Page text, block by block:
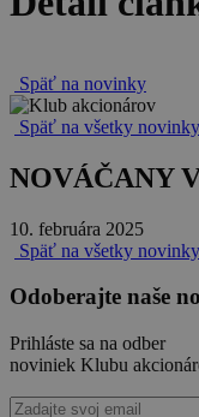
Späť na novinky
Späť na všetky novinky
NOVÁČANY
10. februára 2025
Späť na všetky novinky
Odoberajte naše
Prihláste sa na odber
noviniek Klubu